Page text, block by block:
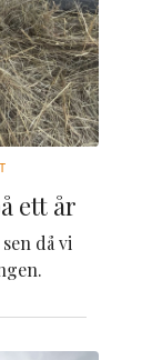
ett år
då vi